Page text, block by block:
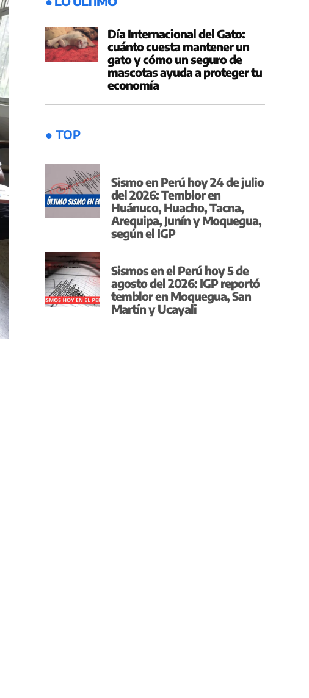
Día Internacional del Gato:
cuánto cuesta mantener un
gato y cómo un seguro de
mascotas ayuda a proteger tu
economía
● TOP
Sismo en Perú hoy 24 de julio
del 2026: Temblor en
Huánuco, Huacho, Tacna,
Arequipa, Junín y Moquegua,
según el IGP
Sismos en el Perú hoy 5 de
agosto del 2026: IGP reportó
temblor en Moquegua, San
Martín y Ucayali